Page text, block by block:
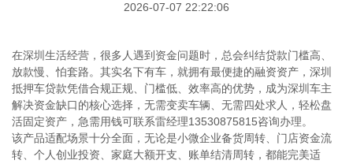
2026-07-07 22:22:06
在深圳生活经营，很多人遇到资金问题时，总会纠结贷款门槛高、
放款慢、怕套路。其实名下有车，就拥有最便捷的融资资产，深圳
抵押车贷款凭借合规正规、门槛低、效率高的优势，成为深圳车主
解决资金缺口的核心选择，无需变卖车辆、无需四处求人，轻松盘
活固定资产，急需用钱可联系雷经理13530875815咨询办理。
该产品适配场景十分全面，无论是小微企业备货周转、门店资金流
转、个人创业投资、家庭大额开支、账单结清周转，都能完美适